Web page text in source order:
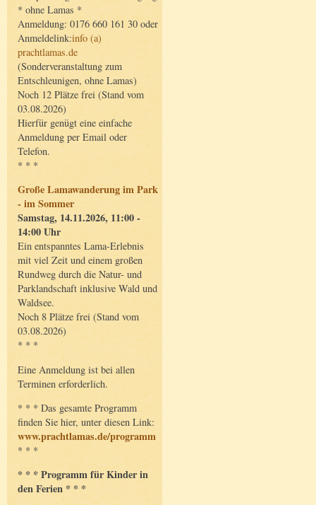
* ohne Lamas *
Anmeldung: 0176 660 161 30 oder
Anmeldelink:info (a)
prachtlamas.de
(Sonderveranstaltung zum
Entschleunigen, ohne Lamas)
Noch 12 Plätze frei (Stand vom
03.08.2026)
Hierfür genügt eine einfache
Anmeldung per Email oder
Telefon.
* * *
Große Lamawanderung im Park
- im Sommer
Samstag, 14.11.2026, 11:00 -
14:00 Uhr
Ein entspanntes Lama-Erlebnis
mit viel Zeit und einem großen
Rundweg durch die Natur- und
Parklandschaft inklusive Wald und
Waldsee.
Noch 8 Plätze frei (Stand vom
03.08.2026)
* * *
Eine Anmeldung ist bei allen
Terminen erforderlich.
* * * Das gesamte Programm
finden Sie hier, unter diesen Link:
www.prachtlamas.de/programm
* * *
* * * Programm für Kinder in
den Ferien * * *